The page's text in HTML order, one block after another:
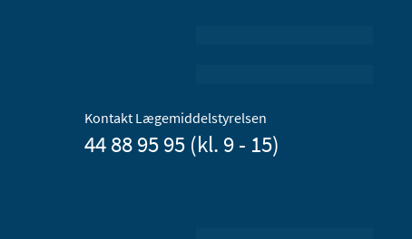
Kontakt Lægemiddelstyrelsen
44 88 95 95 (kl. 9 - 15)